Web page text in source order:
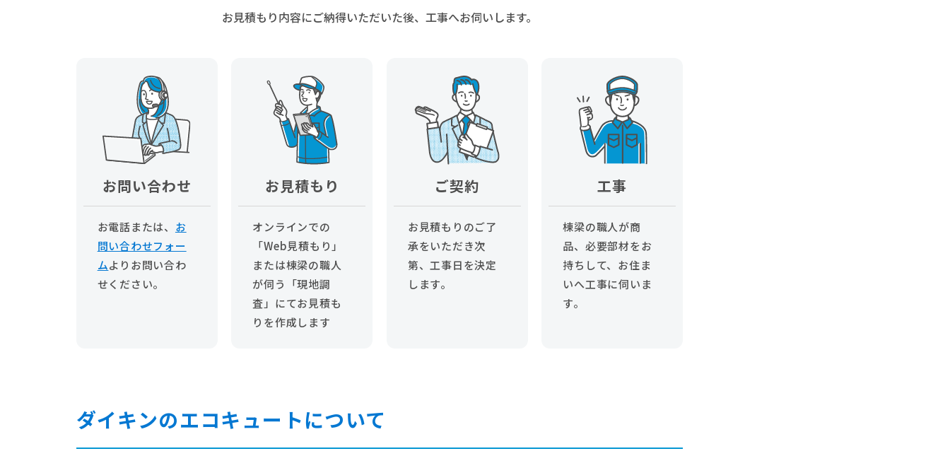
お見積もり内容にご納得いただいた後、工事へお伺いします。
お問い合わせ
お電話または、 お
問い合わせフォー
ムより お問い合わ
せください。
お見積もり
オンラインでの
「Web見積もり」
または棟梁の職人
が伺う「現地調
査」にてお見積も
りを作成します
ご契約
お見積もりのご了
承をいただき次
第、工事日を決定
します。
工事
棟梁の職人が商
品、必要部材をお
持ちして、お住ま
いへ工事に伺いま
す。
ダイキンのエコキュートについて